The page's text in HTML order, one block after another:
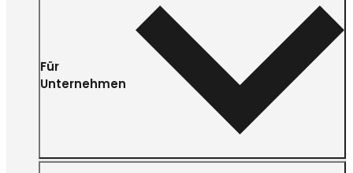
Für
Unternehmen